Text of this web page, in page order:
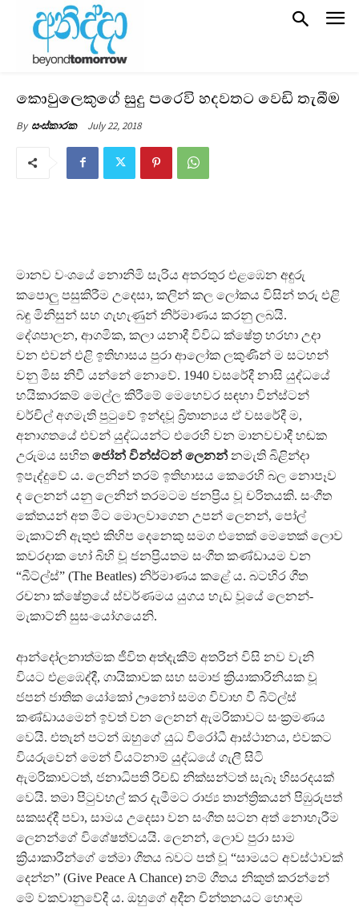
කොවුලෙකුගේ සුදු පරෙවි හදවතට වෙඩි තැබීම
By සංස්කාරක July 22, 2018
මානව වංශයේ නොනිමි සැරිය අතරතුර එළඹෙන අඳුරු
කපොලු පසුකිරීම උදෙසා, කලින් කල ලෝකය විසින් තරු එළි
බඳු මිනිසුන් සහ ගැහැණුන් නිර්මාණය කරනු ලබයි.
දේශපාලන, ආගමික, කලා යනාදී විවිධ ක්ෂේත්‍ර හරහා උදා
වන එවන් එළි ඉතිහාසය පුරා ආලෝක ලකුණින් ම සටහන්
වනු මිස නිවී යන්නේ නොවේ. 1940 වසරේදී නාසි යුද්ධයේ
හයිකාරකම් මෙල්ල කිරීමේ මෙහෙවර සඳහා වින්ස්ටන්
චර්චිල් අගමැති පුටුවේ ඉන්දවූ බ්‍රිතාන්‍යය ඒ වසරේදී ම,
අනාගතයේ එවන් යුද්ධයන්ට එරෙහි වන මානවවාදී හඬක
උරුමය සහිත ජෝන් වින්ස්ටන් ලෙනන් නමැති බිළින්දා
ඉපැද්දුවේ ය. ලෙනින් තරම් ඉතිහාසය කෙරෙහි බල නොපෑව
ද ලෙනන් යනු ලෙනින් තරමටම ජනප්‍රිය වූ චරිතයකි. සංගීත
කේතයන් අත මිට මොලවාගෙන උපන් ලෙනන්, පෝල්
මැකාට්නි ඇතුළු කිහිප දෙනෙකු සමග එතෙක් මෙතෙක් ලොව
කවරදාක හෝ බිහි වූ ජනප්‍රියතම සංගීත කණ්ඩායම වන
“බීට්ල්ස්” (The Beatles) නිර්මාණය කළේ ය. බටහිර ගීත
රචනා ක්ෂේත්‍රයේ ස්වර්ණමය යුගය හැඩ වූයේ ලෙනන්-
මැකාට්නි සුසංයෝගයෙනි.
ආන්දෝලනාත්මක ජීවිත අත්දැකීම් අතරින් විසි නව වැනි
වියට එළඹෙද්දී, ගායිකාවක සහ සමාජ ක්‍රියාකාරිනියක වූ
ජපන් ජාතික යෝකෝ ඌනෝ සමග විවාහ වී බීට්ල්ස්
කණ්ඩායමෙන් ඉවත් වන ලෙනන් ඇමරිකාවට සංක්‍රමණය
වෙයි. එතැන් පටන් ඔහුගේ යුධ විරෝධී ආස්ථානය, එවකට
වියරුවෙන් මෙන් වියට්නාම් යුද්ධයේ ගැලී සිටි
ඇමරිකාවටත්, ජනාධිපති රිචඩ් නික්සන්ටත් සැබෑ හිසරදයක්
වෙයි. තමා පිටුවහල් කර දැමීමට රාජ්‍ය තාන්ත්‍රිකයන් පිඹුරුපත්
සකසද්දී පවා, සාමය උදෙසා වන සංගීත සටන අත් නොහැරීම
ලෙනන්ගේ විශේෂත්වයයි. ලෙනන්, ලොව පුරා සාම
ක්‍රියාකාරීන්ගේ තේමා ගීතය බවට පත් වූ “සාමයට අවස්ථාවක්
දෙන්න” (Give Peace A Chance) නම් ගීතය නිකුත් කරන්නේ
මේ වකවානුවේදී ය. ඔහුගේ අදීන චින්තනයට හොඳම